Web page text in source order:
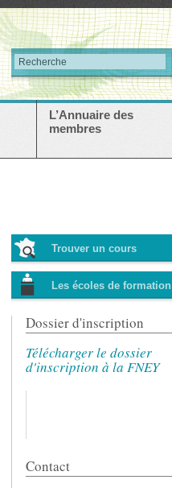
L’Annuaire des
membres
Trouver un cours
Les écoles de formation
Dossier d'inscription
Télécharger le dossier
d'inscription à la FNEY
Contact